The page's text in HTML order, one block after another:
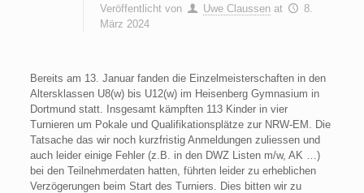
Veröffentlicht von Uwe Claussen at
8.
März 2024
Bereits am 13. Januar fanden die Einzelmeisterschaften in den
Altersklassen U8(w) bis U12(w) im Heisenberg Gymnasium in
Dortmund statt. Insgesamt kämpften 113 Kinder in vier
Turnieren um Pokale und Qualifikationsplätze zur NRW-EM. Die
Tatsache das wir noch kurzfristig Anmeldungen zuliessen und
auch leider einige Fehler (z.B. in den DWZ Listen m/w, AK …)
bei den Teilnehmerdaten hatten, führten leider zu erheblichen
Verzögerungen beim Start des Turniers. Dies bitten wir zu